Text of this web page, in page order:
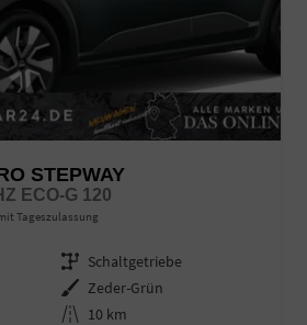
STEPWAY
ECO-G 120
Tageszulassung
Getriebe Schaltgetriebe
Außenfarbe Zeder-Grün
Kilometerstand 10 km